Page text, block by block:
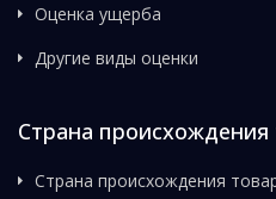
Оценка ущерба
Другие виды оценки
Страна происхождения
Страна происхождения